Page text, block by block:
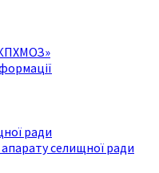
ради
апарату селищної ради